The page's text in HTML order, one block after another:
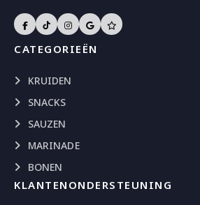
CATEGORIEËN
KRUIDEN
SNACKS
SAUZEN
MARINADE
BONEN
KLANTENONDERSTEUNING